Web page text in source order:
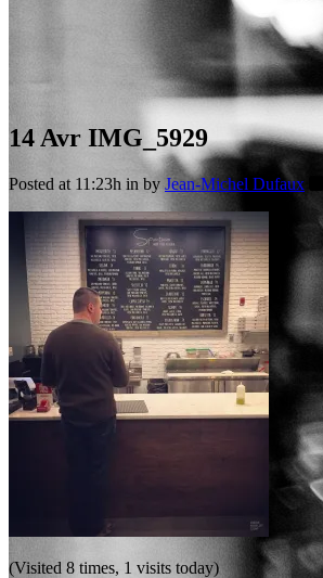
14 Avr IMG_5929
Posted at 11:23h in by Jean-Michel Dufaux
(Visited 8 times, 1 visits today)